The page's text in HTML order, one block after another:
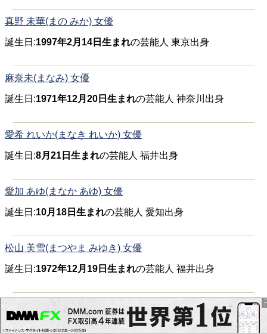
真野 未華(まの みか) 女優
誕生日:1997年2月14日生まれの芸能人 東京出身
麻奈未(まなみ) 女優
誕生日:1971年12月20日生まれの芸能人 神奈川出身
愛希 れいか(まなき れいか) 女優
誕生日:8月21日生まれの芸能人 福井出身
愛加 あゆ(まなか あゆ) 女優
誕生日:10月18日生まれの芸能人 愛知出身
松山 美雪(まつやま みゆき) 女優
誕生日:1972年12月19日生まれの芸能人 福井出身